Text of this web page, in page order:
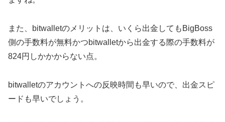
また、bitwalletのメリットは、いくら出金してもBigBoss
側の手数料が無料かつbitwalletから出金する際の手数料が
824円しかかからない点。
bitwalletのアカウントへの反映時間も早いので、出金スピ
ードも早いでしょう。